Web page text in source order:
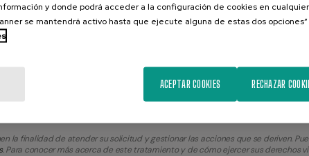
para verificar que no eres un robot.
la finalidad de atender su solicitud y gestionar las acciones que se deriven.
. Para conocer más acerca de este tratamiento y de cómo ejercer sus derechos
y donde podrá acceder a la configuración de cookies en cualquier
se mantendrá activo hasta que ejecute alguna de estas dos opciones”
RECHAZAR
ACEPTAR COOKIES